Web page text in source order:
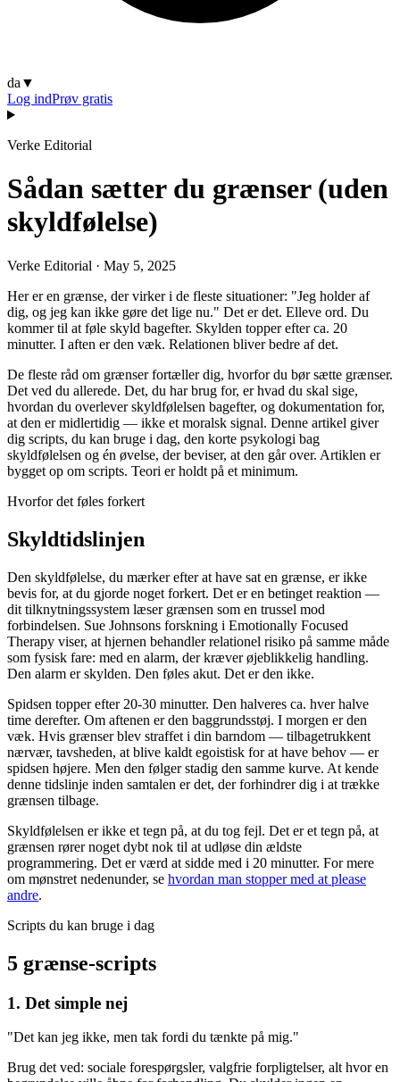
da ▼
Log indPrøv gratis
Verke Editorial
Sådan sætter du grænser (uden
skyldfølelse)
Verke Editorial · May 5, 2025
Her er en grænse, der virker i de fleste situationer: "Jeg holder af
dig, og jeg kan ikke gøre det lige nu." Det er det. Elleve ord. Du
kommer til at føle skyld bagefter. Skylden topper efter ca. 20
minutter. I aften er den væk. Relationen bliver bedre af det.
De fleste råd om grænser fortæller dig, hvorfor du bør sætte grænser.
Det ved du allerede. Det, du har brug for, er hvad du skal sige,
hvordan du overlever skyldfølelsen bagefter, og dokumentation for,
at den er midlertidig — ikke et moralsk signal. Denne artikel giver
dig scripts, du kan bruge i dag, den korte psykologi bag
skyldfølelsen og én øvelse, der beviser, at den går over. Artiklen er
bygget op om scripts. Teori er holdt på et minimum.
Hvorfor det føles forkert
Skyldtidslinjen
Den skyldfølelse, du mærker efter at have sat en grænse, er ikke
bevis for, at du gjorde noget forkert. Det er en betinget reaktion —
dit tilknytningssystem læser grænsen som en trussel mod
forbindelsen. Sue Johnsons forskning i Emotionally Focused
Therapy viser, at hjernen behandler relationel risiko på samme måde
som fysisk fare: med en alarm, der kræver øjeblikkelig handling.
Den alarm er skylden. Den føles akut. Det er den ikke.
Spidsen topper efter 20-30 minutter. Den halveres ca. hver halve
time derefter. Om aftenen er den baggrundsstøj. I morgen er den
væk. Hvis grænser blev straffet i din barndom — tilbagetrukkent
nærvær, tavsheden, at blive kaldt egoistisk for at have behov — er
spidsen højere. Men den følger stadig den samme kurve. At kende
denne tidslinje inden samtalen er det, der forhindrer dig i at trække
grænsen tilbage.
Skyldfølelsen er ikke et tegn på, at du tog fejl. Det er et tegn på, at
grænsen rører noget dybt nok til at udløse din ældste
programmering. Det er værd at sidde med i 20 minutter. For mere
om mønstret nedenunder, se hvordan man stopper med at please
andre.
Scripts du kan bruge i dag
5 grænse-scripts
1. Det simple nej
"Det kan jeg ikke, men tak fordi du tænkte på mig."
Brug det ved: sociale forespørgsler, valgfrie forpligtelser, alt hvor en